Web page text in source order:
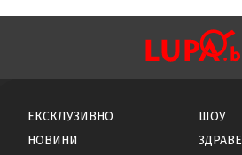
ЕКСКЛУЗИВНО
НОВИНИ
ШОУ
ЗДРАВЕ